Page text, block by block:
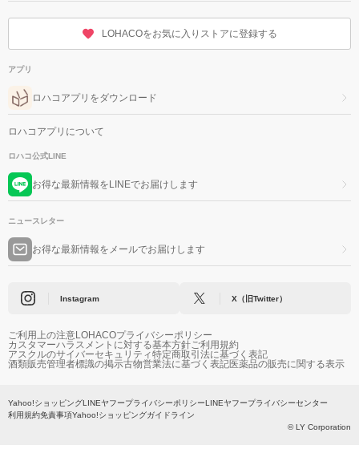
LOHACOをお気に入りストアに登録する
アプリ
ロハコアプリをダウンロード
ロハコアプリについて
ロハコ公式LINE
お得な最新情報をLINEでお届けします
ニュースレター
お得な最新情報をメールでお届けします
Instagram X（旧Twitter）
ご利用上の注意LOHACOプライバシーポリシー
カスタマーハラスメントに対する基本方針ご利用規約
アスクルのサイバーセキュリティ特定商取引法に基づく表記
酒類販売管理者標識の掲示古物営業法に基づく表記医薬品の販売に関する表示
Yahoo!ショッピングLINEヤフープライバシーポリシーLINEヤフープライバシーセンター
利用規約免責事項Yahoo!ショッピングガイドライン
© LY Corporation